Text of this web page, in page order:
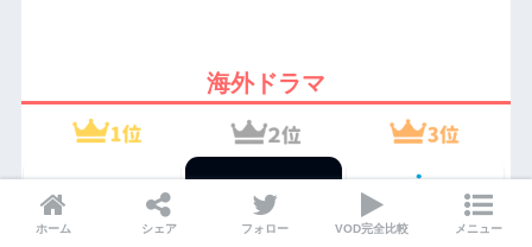
海外ドラマ
ホーム シェア フォロー VOD完全比較 メニュー